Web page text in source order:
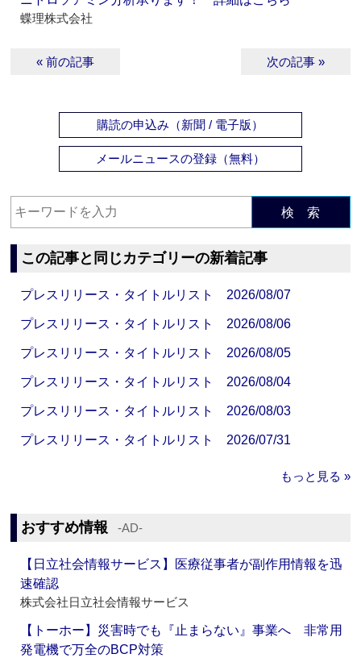
蝶理株式会社
« 前の記事 次の記事 »
購読の申込み（新聞 / 電子版）
メールニュースの登録（無料）
検 索
この記事と同じカテゴリーの新着記事
プレスリリース・タイトルリスト 2026/08/07
プレスリリース・タイトルリスト 2026/08/06
プレスリリース・タイトルリスト 2026/08/05
プレスリリース・タイトルリスト 2026/08/04
プレスリリース・タイトルリスト 2026/08/03
プレスリリース・タイトルリスト 2026/07/31
もっと見る »
おすすめ情報 ‐AD‐
【日立社会情報サービス】医療従事者が副作用情報を迅
速確認
株式会社日立社会情報サービス
【トーホー】災害時でも『止まらない』事業へ 非常用
発電機で万全のBCP対策